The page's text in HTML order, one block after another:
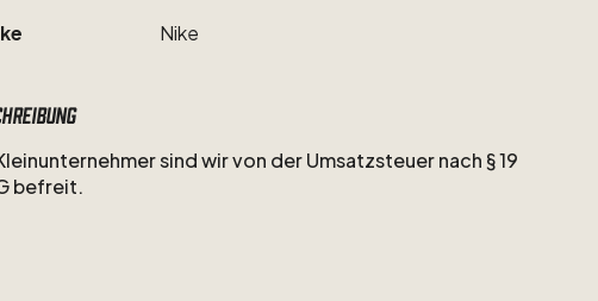
Nike
sindwirvon derUmsatzsteuernach §19
befreit.